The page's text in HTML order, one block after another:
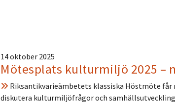
14 oktober 2025
Mötesplats kulturmiljö 2025 –
Riksantikvarieämbetets klassiska Höstmöte
diskutera kulturmiljöfrågor och